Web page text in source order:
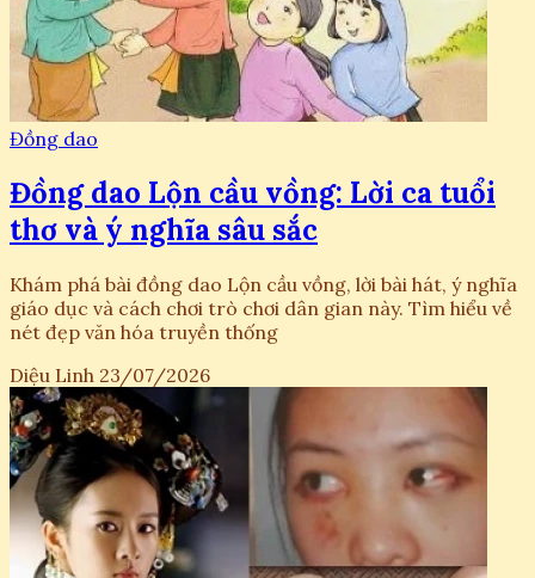
Đồng dao
Đồng dao Lộn cầu vồng: Lời ca tuổi
thơ và ý nghĩa sâu sắc
Khám phá bài đồng dao Lộn cầu vồng, lời bài hát, ý nghĩa
giáo dục và cách chơi trò chơi dân gian này. Tìm hiểu về
nét đẹp văn hóa truyền thống
Diệu Linh 23/07/2026